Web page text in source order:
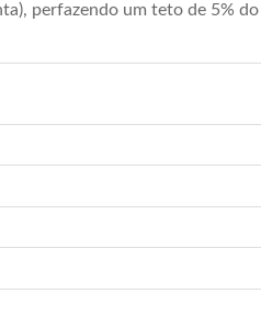
perfazendo um teto de 5%